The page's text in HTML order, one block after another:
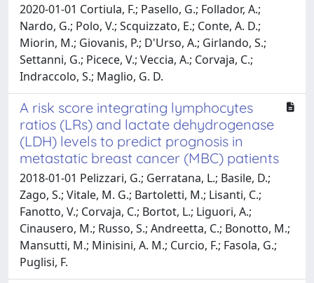
2020-01-01 Cortiula, F.; Pasello, G.; Follador, A.;
Nardo, G.; Polo, V.; Scquizzato, E.; Conte, A. D.;
Miorin, M.; Giovanis, P.; D'Urso, A.; Girlando, S.;
Settanni, G.; Picece, V.; Veccia, A.; Corvaja, C.;
Indraccolo, S.; Maglio, G. D.
A risk score integrating lymphocytes
ratios (LRs) and lactate dehydrogenase
(LDH) levels to predict prognosis in
metastatic breast cancer (MBC) patients
2018-01-01 Pelizzari, G.; Gerratana, L.; Basile, D.;
Zago, S.; Vitale, M. G.; Bartoletti, M.; Lisanti, C.;
Fanotto, V.; Corvaja, C.; Bortot, L.; Liguori, A.;
Cinausero, M.; Russo, S.; Andreetta, C.; Bonotto, M.;
Mansutti, M.; Minisini, A. M.; Curcio, F.; Fasola, G.;
Puglisi, F.